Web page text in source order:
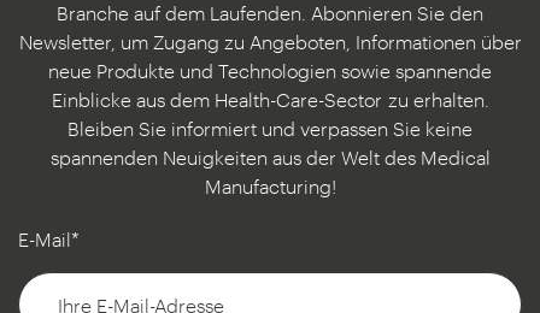
Branche auf dem Laufenden. Abonnieren Sie den
Newsletter, um Zugang zu Angeboten, Informationen über
neue Produkte und Technologien sowie spannende
Einblicke aus dem Health-Care-Sector zu erhalten.
Bleiben Sie informiert und verpassen Sie keine
spannenden Neuigkeiten aus der Welt des Medical
Manufacturing!
E-Mail*